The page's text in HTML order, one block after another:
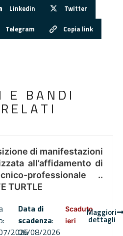
Linkedin Twitter
Telegram Copia link
E BANDI
di manifestazioni
all’affidamento di
professionale ..
TURTLE
2026
Data di
scadenza:
06/08/2026
Scaduto
ieri
Maggiori
dettagli